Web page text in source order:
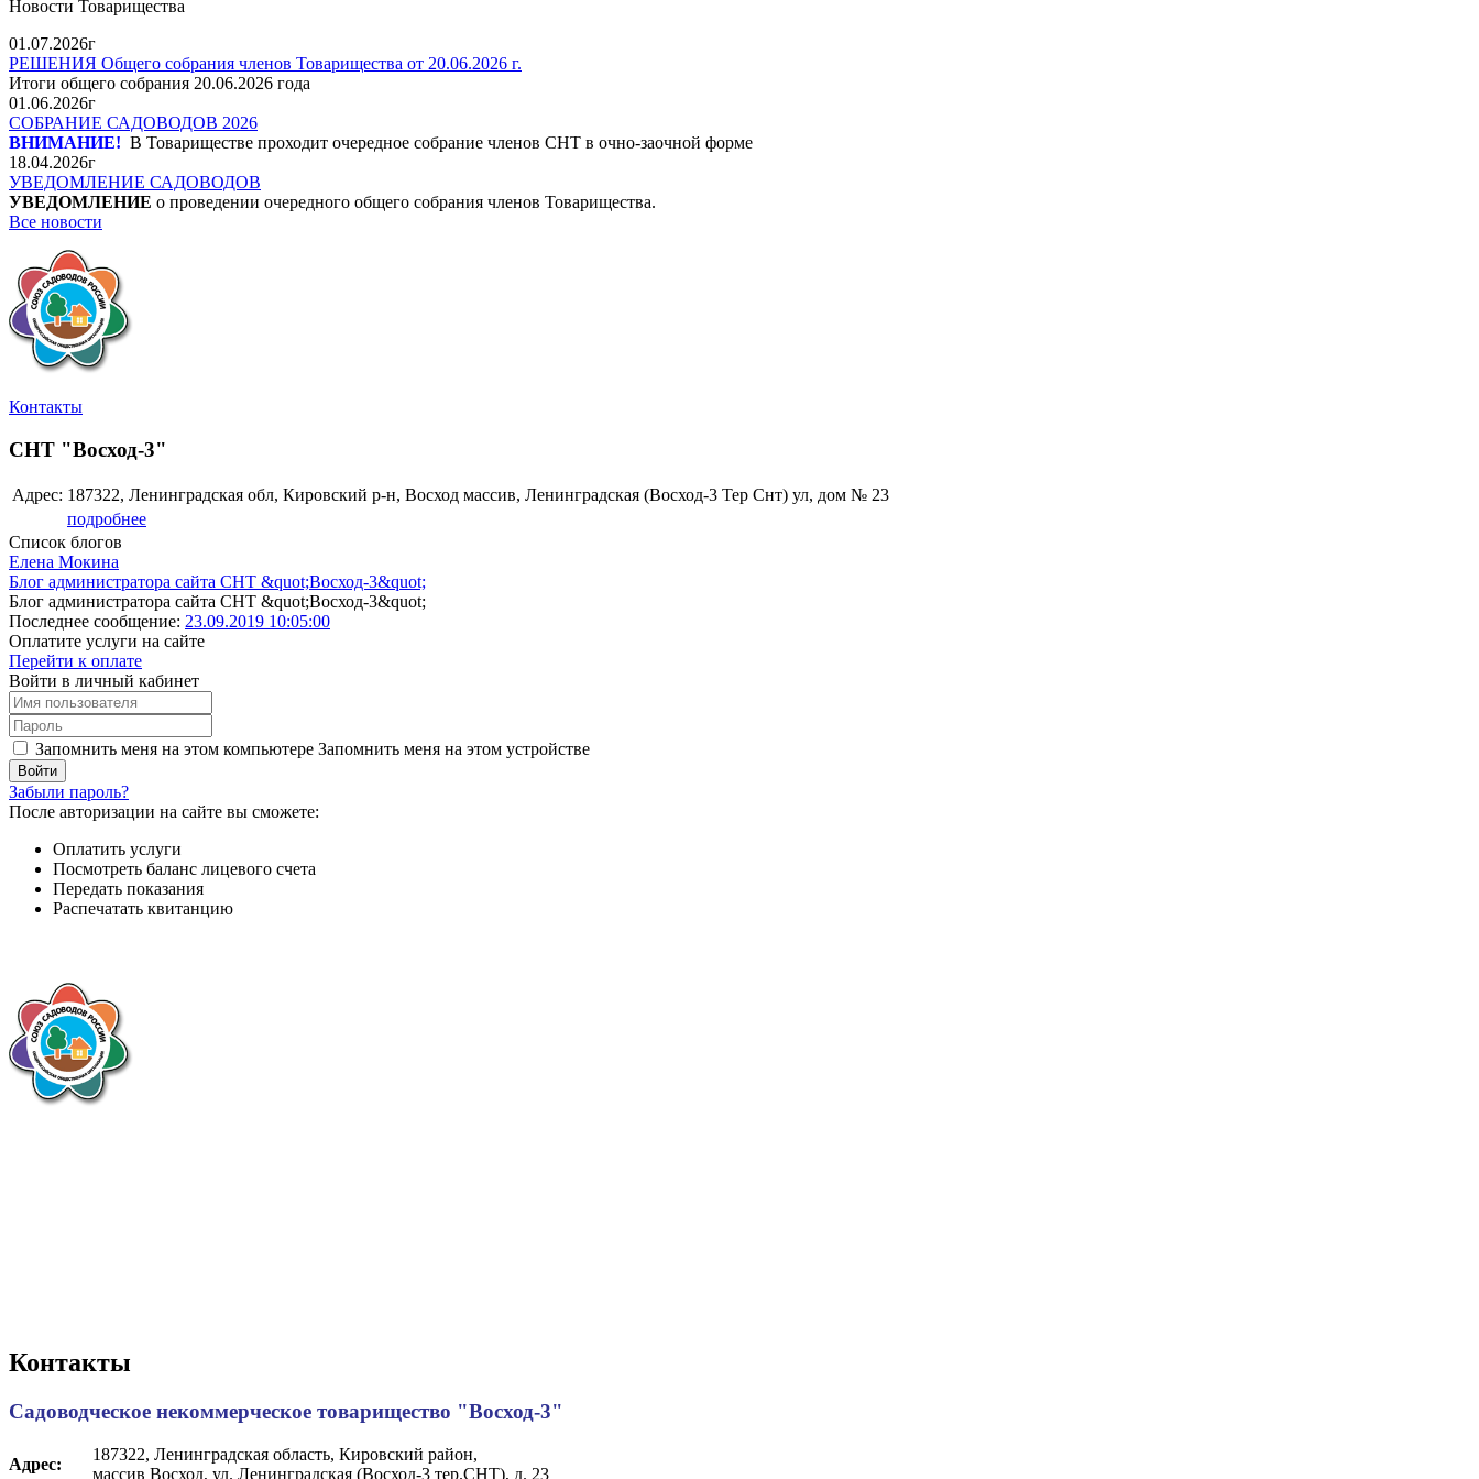
Новости Товарищества
01.07.2026г
РЕШЕНИЯ Общего собрания членов Товарищества от 20.06.2026 г.
Итоги общего собрания 20.06.2026 года
01.06.2026г
СОБРАНИЕ САДОВОДОВ 2026
ВНИМАНИЕ! В Товариществе проходит очередное собрание членов СНТ в очно-заочной форме
18.04.2026г
УВЕДОМЛЕНИЕ САДОВОДОВ
УВЕДОМЛЕНИЕ о проведении очередного общего собрания членов Товарищества.
Все новости
Контакты
СНТ "Восход-3"
Адрес: 187322, Ленинградская обл, Кировский р-н, Восход массив, Ленинградская (Восход-3 Тер Снт) ул, дом № 23
подробнее
Список блогов
Елена Мокина
Блог администратора сайта СНТ &quot;Восход-3&quot;
Блог администратора сайта СНТ &quot;Восход-3&quot;
Последнее сообщение: 23.09.2019 10:05:00
Оплатите услуги на сайте
Перейти к оплате
Войти в личный кабинет
Запомнить меня на этом компьютере Запомнить меня на этом устройстве
Забыли пароль?
После авторизации на сайте вы сможете:
Оплатить услуги
Посмотреть баланс лицевого счета
Передать показания
Распечатать квитанцию
Контакты
Садоводческое некоммерческое товарищество "Восход-3"
Адрес:
187322, Ленинградская область, Кировский район,
массив Восход, ул. Ленинградская (Восход-3 тер.СНТ), д. 23